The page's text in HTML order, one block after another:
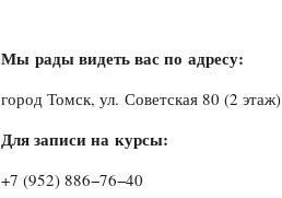
Мы рады видеть вас по адресу:
город Томск, ул. Советская 80 (2 этаж)
Для записи на курсы:
+7 (952) 886−76−40